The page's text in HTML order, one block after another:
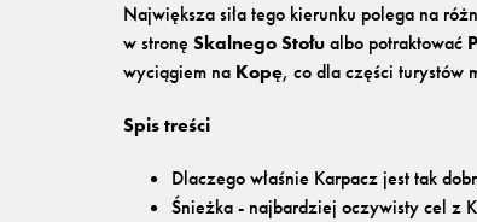
Największa siła tego kierunku polega na
w stronę Skalnego Stołualbo potraktować
wyciągiem na Kopę, co dla części turystów
Spis treści
Dlaczego właśnie Karpacz jest tak
Śnieżka - najbardziej oczywisty cel z